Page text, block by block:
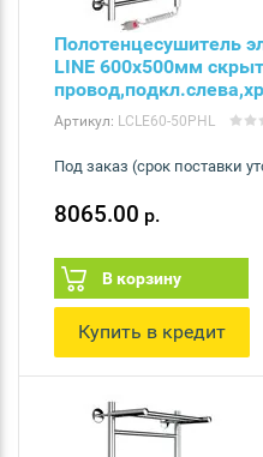
Полотенцесушитель
LINE 600х500мм
Артикул: LСLE60-50PHL
Под заказ (срок поставки
8065.00 р.
В корзину
Купить в кредит